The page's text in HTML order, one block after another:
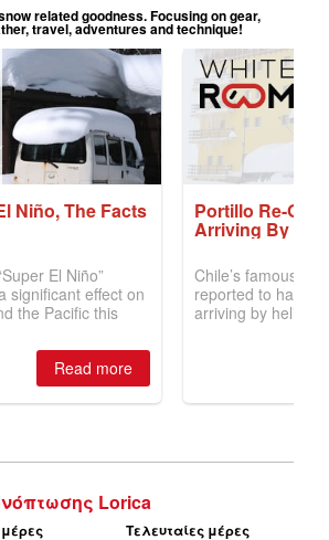
Lorica
Τελευταίες μέρες